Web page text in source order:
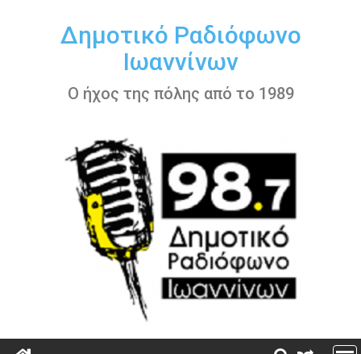
περιεχόμενοΔημοτικό Ραδιόφωνο
Ιωαννίνων
Ο ήχος της πόλης από το 1989